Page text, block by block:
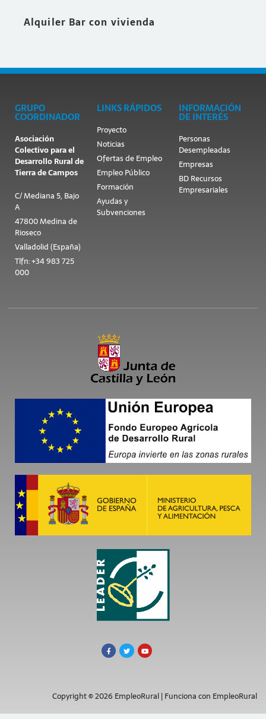
Alquiler Bar con vivienda
GRUPO
COORDINADOR
Asociación
Colectivo para el
Desarrollo Rural de
Tierra de Campos
C/ Mediana 5, Bajo
A
47800 Medina de
Rioseco
Valladolid (España)
Tlfn: +34 983 725
000
LINKS RÁPIDOS
Proyecto
Noticias
Ofertas de Empleo
Empleo Público
Formación
Ayudas y
Subvenciones
INFORMACIÓN
DE INTERÉS
Personas
Desempleadas
Empresas
BD Recursos
Empresariales
Copyright © 2026 EmpleoRural | Funciona con EmpleoRural